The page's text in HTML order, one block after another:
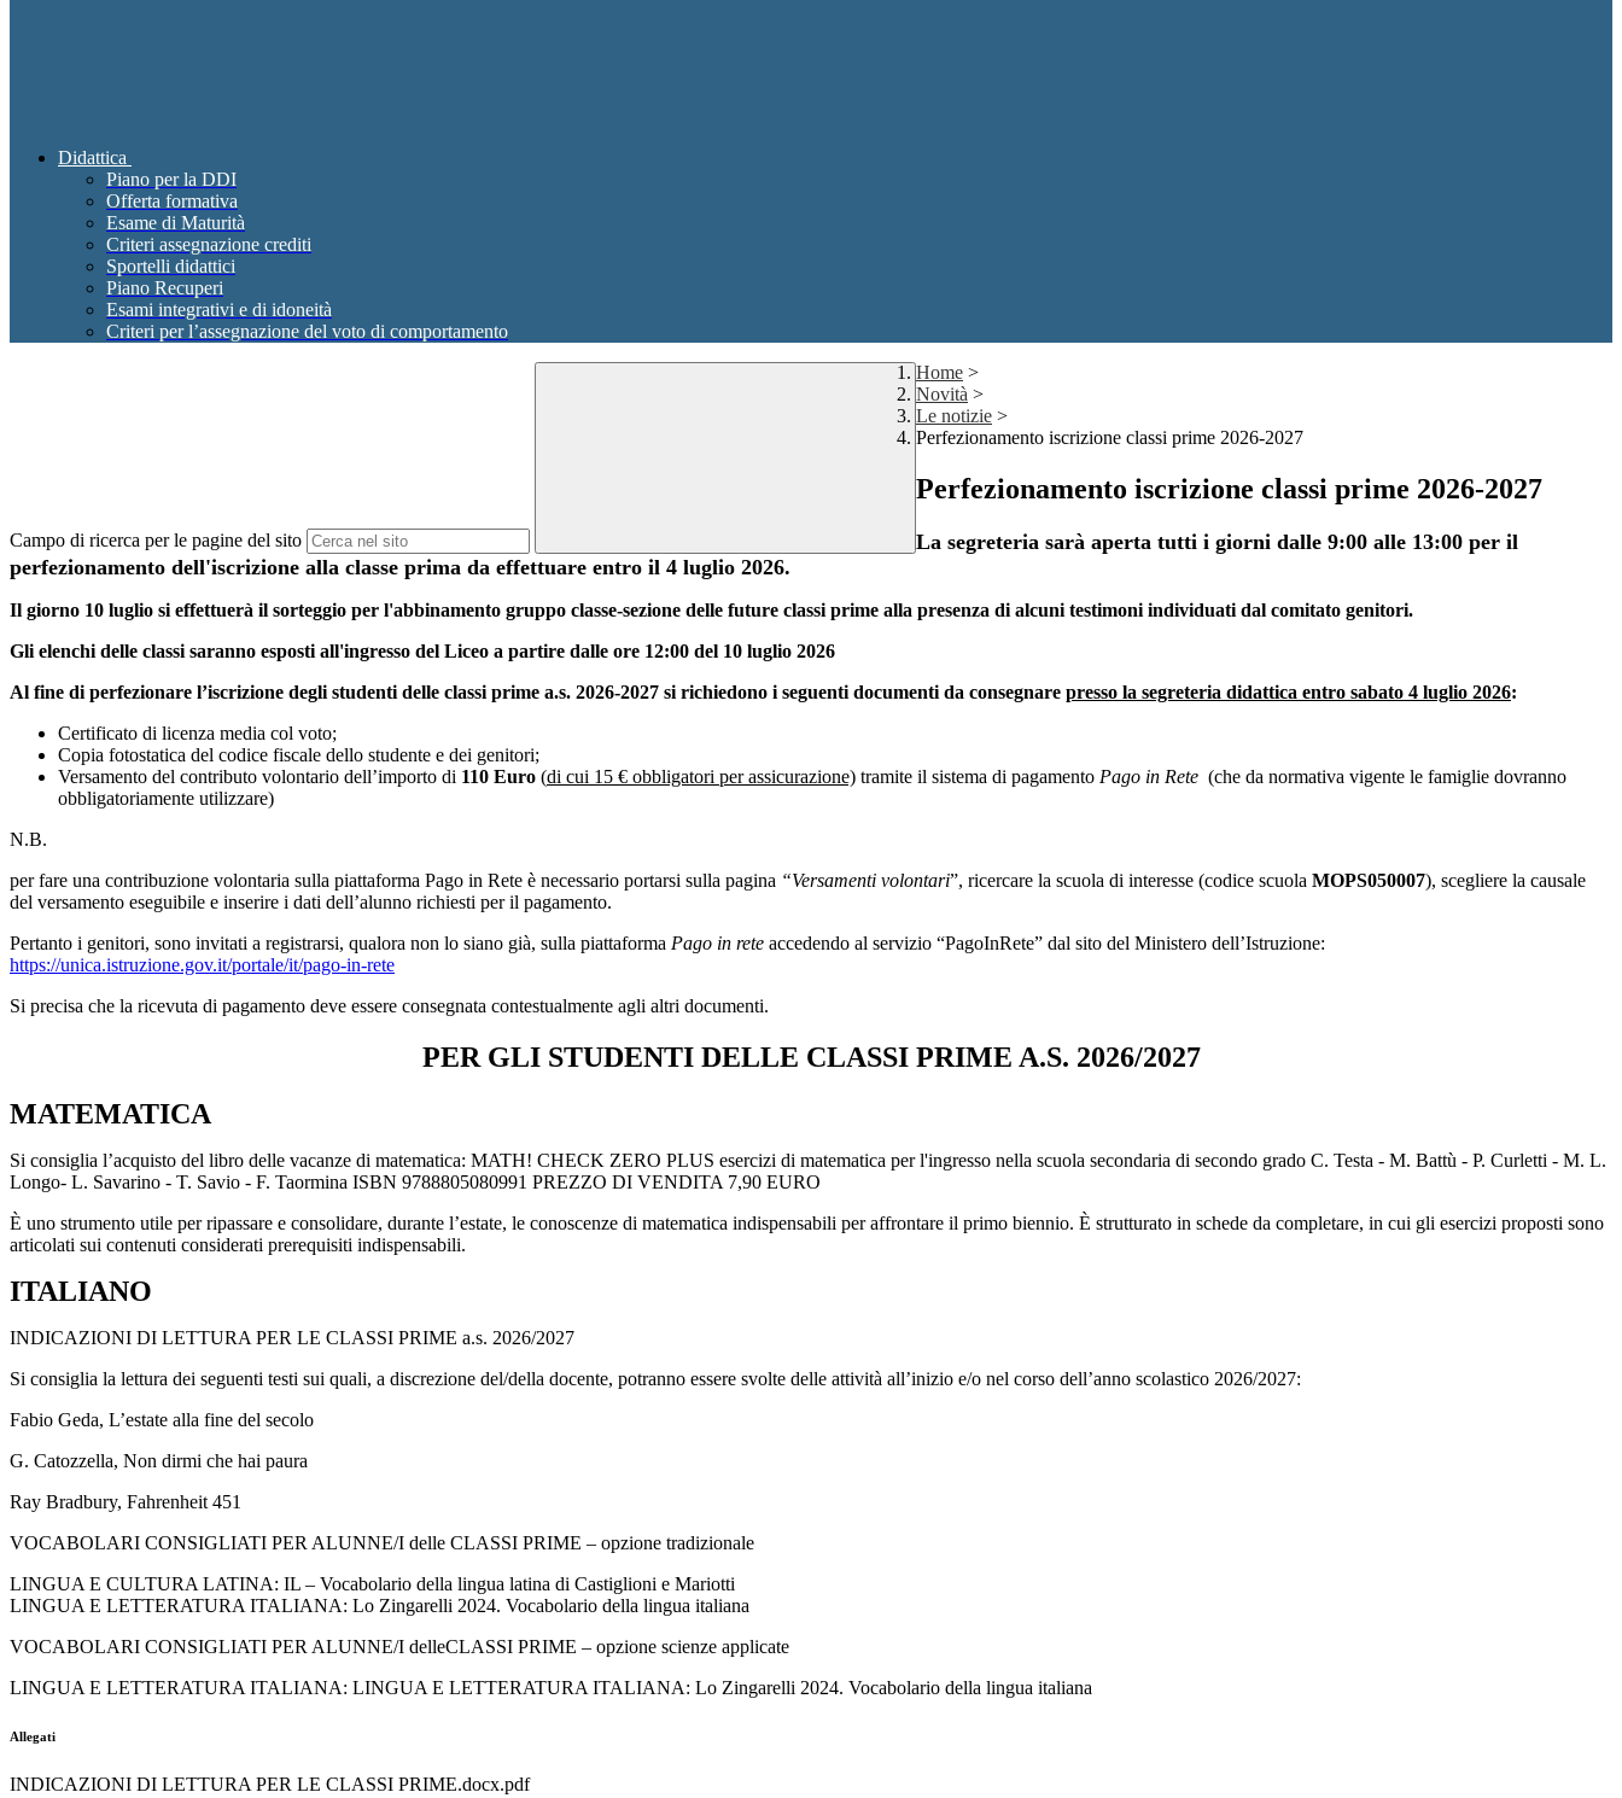
Didattica
Piano per la DDI
Offerta formativa
Esame di Maturità
Criteri assegnazione crediti
Sportelli didattici
Piano Recuperi
Esami integrativi e di idoneità
Criteri per l’assegnazione del voto di comportamento
Campo di ricerca per le pagine del sito
Home >
Novità >
Le notizie >
Perfezionamento iscrizione classi prime 2026-2027
Perfezionamento iscrizione classi prime 2026-2027
La segreteria sarà aperta tutti i giorni dalle 9:00 alle 13:00 per il
perfezionamento dell'iscrizione alla classe prima da effettuare entro il 4 luglio 2026.
Il giorno 10 luglio si effettuerà il sorteggio per l'abbinamento gruppo classe-sezione delle future classi prime alla presenza di alcuni testimoni individuati dal comitato genitori.
Gli elenchi delle classi saranno esposti all'ingresso del Liceo a partire dalle ore 12:00 del 10 luglio 2026
Al fine di perfezionare l’iscrizione degli studenti delle classi prime a.s. 2026-2027 si richiedono i seguenti documenti da consegnare presso la segreteria didattica entro sabato 4 luglio 2026:
Certificato di licenza media col voto;
Copia fotostatica del codice fiscale dello studente e dei genitori;
Versamento del contributo volontario dell’importo di 110 Euro (di cui 15 € obbligatori per assicurazione) tramite il sistema di pagamento Pago in Rete (che da normativa vigente le famiglie dovranno
obbligatoriamente utilizzare)
N.B.
per fare una contribuzione volontaria sulla piattaforma Pago in Rete è necessario portarsi sulla pagina “Versamenti volontari”, ricercare la scuola di interesse (codice scuola MOPS050007), scegliere la causale
del versamento eseguibile e inserire i dati dell’alunno richiesti per il pagamento.
Pertanto i genitori, sono invitati a registrarsi, qualora non lo siano già, sulla piattaforma Pago in rete accedendo al servizio “PagoInRete” dal sito del Ministero dell’Istruzione:
https://unica.istruzione.gov.it/portale/it/pago-in-rete
Si precisa che la ricevuta di pagamento deve essere consegnata contestualmente agli altri documenti.
PER GLI STUDENTI DELLE CLASSI PRIME A.S. 2026/2027
MATEMATICA
Si consiglia l’acquisto del libro delle vacanze di matematica: MATH! CHECK ZERO PLUS esercizi di matematica per l'ingresso nella scuola secondaria di secondo grado C. Testa - M. Battù - P. Curletti - M. L.
Longo- L. Savarino - T. Savio - F. Taormina ISBN 9788805080991 PREZZO DI VENDITA 7,90 EURO
È uno strumento utile per ripassare e consolidare, durante l’estate, le conoscenze di matematica indispensabili per affrontare il primo biennio. È strutturato in schede da completare, in cui gli esercizi proposti sono
articolati sui contenuti considerati prerequisiti indispensabili.
ITALIANO
INDICAZIONI DI LETTURA PER LE CLASSI PRIME a.s. 2026/2027
Si consiglia la lettura dei seguenti testi sui quali, a discrezione del/della docente, potranno essere svolte delle attività all’inizio e/o nel corso dell’anno scolastico 2026/2027:
Fabio Geda, L’estate alla fine del secolo
G. Catozzella, Non dirmi che hai paura
Ray Bradbury, Fahrenheit 451
VOCABOLARI CONSIGLIATI PER ALUNNE/I delle CLASSI PRIME – opzione tradizionale
LINGUA E CULTURA LATINA: IL – Vocabolario della lingua latina di Castiglioni e Mariotti
LINGUA E LETTERATURA ITALIANA: Lo Zingarelli 2024. Vocabolario della lingua italiana
VOCABOLARI CONSIGLIATI PER ALUNNE/I delleCLASSI PRIME – opzione scienze applicate
LINGUA E LETTERATURA ITALIANA: LINGUA E LETTERATURA ITALIANA: Lo Zingarelli 2024. Vocabolario della lingua italiana
Allegati
INDICAZIONI DI LETTURA PER LE CLASSI PRIME.docx.pdf